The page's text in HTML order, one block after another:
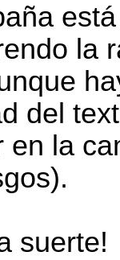
la
del
en la
suerte!